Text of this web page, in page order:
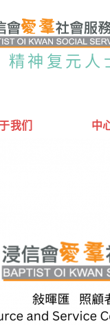
精神复元人
我们 中